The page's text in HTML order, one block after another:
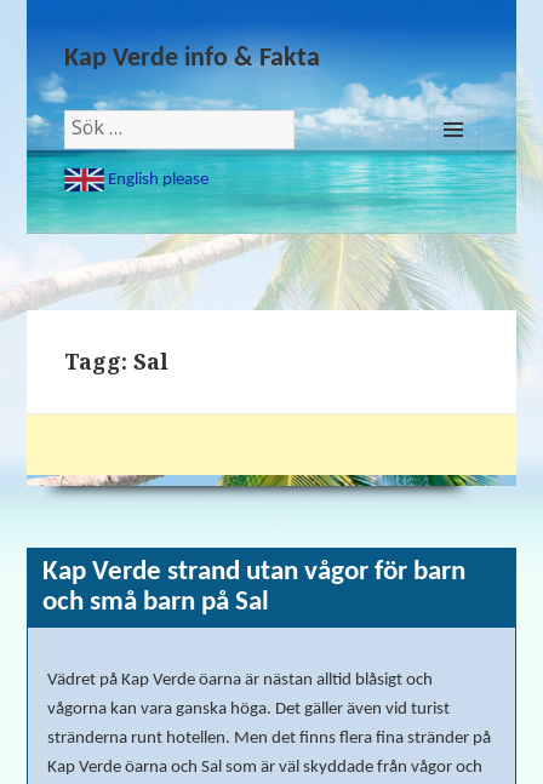
Kap Verde info & Fakta
Sök
efter:
English please
MENY
OCH
WIDGETS
Tagg: Sal
Kap Verde strand utan vågor för barn
och små barn på Sal
Vädret på Kap Verde öarna är nästan alltid blåsigt och
vågorna kan vara ganska höga. Det gäller även vid turist
stränderna runt hotellen. Men det finns flera fina stränder på
Kap Verde öarna och Sal som är väl skyddade från vågor och